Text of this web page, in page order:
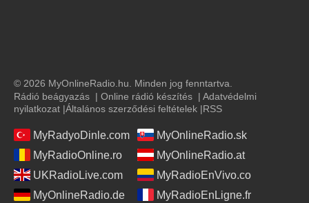
© 2026 MyOnlineRadio.hu. Minden jog fenntartva.
Rádió beágyazás | Online rádió készítés | Adatvédelmi
nyilatkozat |Általános szerződési feltételek |RSS
MyRadyoDinle.com
MyOnlineRadio.sk
MyRadioOnline.ro
MyOnlineRadio.at
UKRadioLive.com
MyRadioEnVivo.co
MyOnlineRadio.de
MyRadioEnLigne.fr